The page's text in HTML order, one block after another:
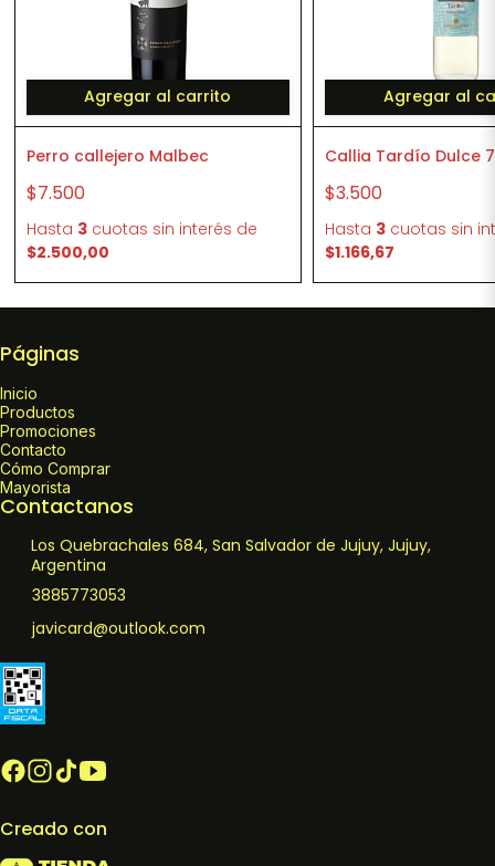
Agregar al carrito
Perro callejero Malbec
$7.500
Hasta 3cuotas sin interés de
$2.500,00
Agregar al
Callia Tardío Dulce
$3.500
Hasta 3 cuotas sin
$1.166,67
Páginas
Inicio
Productos
Promociones
Contacto
Cómo Comprar
Mayorista
Contactanos
Los Quebrachales 684, San Salvador de Jujuy, Jujuy,
Argentina
3885773053
javicard@outlook.com
Creado con